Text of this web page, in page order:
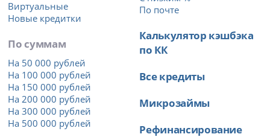
Виртуальные
Новые кредитки
По суммам
На 50 000 рублей
На 100 000 рублей
На 150 000 рублей
На 200 000 рублей
На 300 000 рублей
На 500 000 рублей
По почте
Калькулятор кэшбэка
по КК
Все кредиты
Микрозаймы
Рефинансирование